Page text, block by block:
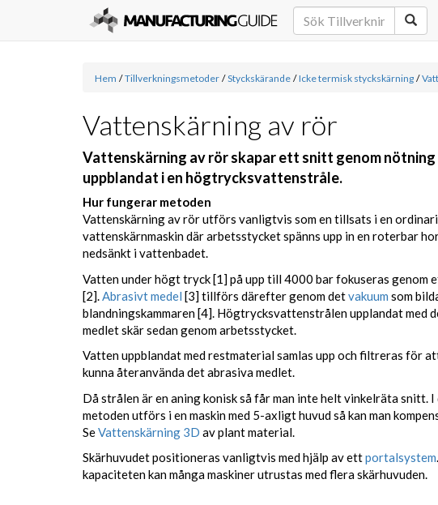
Hem / Tillverkningsmetoder / Styckskärande / Icke termisk styckskärning /
Vattenskärning av rör
Vattenskärning av rör skapar ett snitt genom
uppblandat i en högtrycksvattenstråle.
Hur fungerar metoden
Vattenskärning av rör utförs vanligtvis som en tillsats i en
vattenskärnmaskin där arbetsstycket spänns upp in en roterbar
nedsänkt i vattenbadet.
Vatten under högt tryck [1] på upp till 4000 bar fokuseras genom
[2].Abrasivt medel [3] tillförs därefter genom detvakuum som
blandningskammaren [4]. Högtrycksvattenstrålen upplandat med
medlet skär sedan genom arbetsstycket.
Vatten uppblandat med restmaterial samlas upp och filtreras för
kunna återanvända det abrasiva medlet.
Då strålen är en aning konisk så får man inte helt vinkelräta snitt. I
metoden utförs i en maskin med 5-axligt huvud så kan man
SeVattenskärning 3D av plant material.
Skärhuvudet positioneras vanligtvis med hjälp av ettportalsystem
kapaciteten kan många maskiner utrustas med flera skärhuvuden.